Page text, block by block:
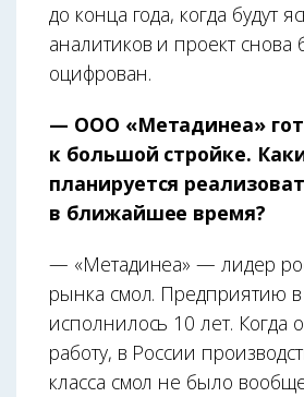
до конца года, когда будут
аналитиков и проект снова
оцифрован.
— ООО «Метадинеа»
к большой стройке.
планируется
в ближайшее время?
— «Метадинеа» — лидер
рынка смол. Предприятию в
исполнилось 10 лет. Когда
работу, в России
класса смол не было